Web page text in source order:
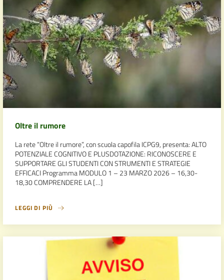
Oltre il rumore
La rete “Oltre il rumore”, con scuola capofila ICPG9, presenta: ALTO
POTENZIALE COGNITIVO E PLUSDOTAZIONE: RICONOSCERE E
SUPPORTARE GLI STUDENTI CON STRUMENTI E STRATEGIE
EFFICACI Programma MODULO 1 – 23 MARZO 2026 – 16,30-
18,30 COMPRENDERE LA […]
LEGGI DI PIÙ